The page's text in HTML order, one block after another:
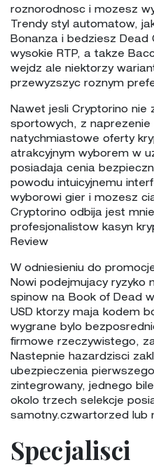
roznorodnosc i mozesz
Trendy styl automatow,
Bonanza i bedziesz Dead
wysokie RTP, a takze
wejdz ale niektorzy
przewyzszyc roznym
Nawet jesli Cryptorino nie
sportowych, z naprezenie
natychmiastowe oferty
atrakcyjnym wyborem w
posiadaja cenia
powodu intuicyjnemu
wyborowi gier i mozesz
Cryptorino odbija jest
profesjonalistow kasyn
Review
W odniesieniu do
Nowi podejmujacy ryzyko
spinow na Book of Dead
USD ktorzy maja kodem
wygrane bylo
firmowe rzeczywistego,
Nastepnie hazardzisci
ubezpieczenia
zintegrowany, jednego
okolo trzech selekcje
samotny.czwartorzed lub
Specjalisci